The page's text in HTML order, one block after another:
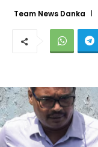
Team News Danka